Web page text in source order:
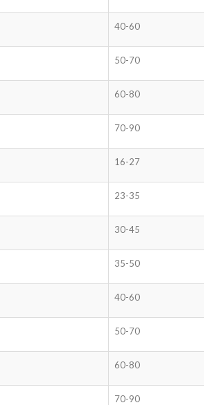
40-60
50-70
60-80
70-90
16-27
23-35
30-45
35-50
40-60
50-70
60-80
70-90